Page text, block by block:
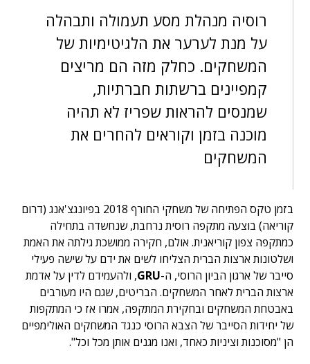
רוסיה מנהלת מסע תעמולה ותבהלה
על מנת לערער את הלגיטימיות של
המשחקים. כחלק מזה הם מריצים
קמפיינים ברשתות חברתיות,
שמנסים להראות שפריז לא תהיה
מוכנה בזמן וקוראים להחרים את
המשחקים
בזמן טקס הפתיחה של משחקי החורף 2018 בפיונגצ'אנג (דרום
קוריאה) בוצעה מתקפה רוסית נרחבת, שנחשדה בתחילה
כמתקפה צפון קוריאנית. אולם, חקירה ממושכת גילתה את האמת
ושלטונות ארצות הברית הצליחו לשים את ידם על שישה פעילי
סייבר של ארגון הביון הרוסי, ה-GRU, ולהעמידם לדין על אדמת
ארצות הברית לאחר המשחקים. הבריטים, שגם היו מעורבים
באבטחת המשחקים ובחקירת המתקפה, אמרו אז כי המתקפות
של יחידות הסייבר של הצבא הרוסי כנגד המשחקים האולימפיים
הן "מסוכנות וציניות כאחד, ואנו מגנים אותן מכל וכל".